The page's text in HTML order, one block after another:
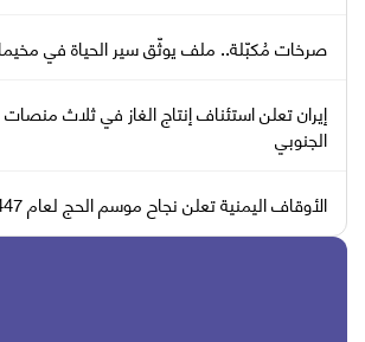
صرخات مُكبّلة.. ملف يوثّق سير الحياة في
إيران تعلن استئناف إنتاج الغاز في ثلاث
الجنوبي
الأوقاف اليمنية تعلن نجاح موسم الحج لعام 1447هـ